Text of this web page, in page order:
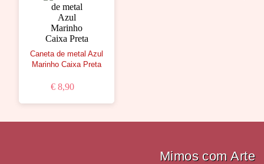
Caneta de metal Azul
Marinho Caixa Preta
€ 8,90
Mimos com Arte